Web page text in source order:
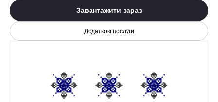
Завантажити зараз
Додаткові послуги